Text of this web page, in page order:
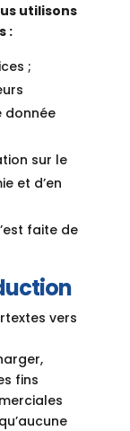
utilisons
:
;
donnée
sur le
et d’en
faite de
vers
fins